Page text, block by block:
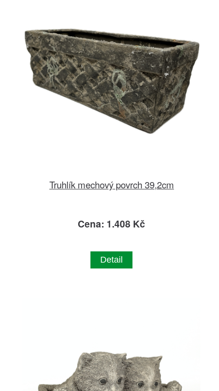
Truhlík mechový povrch 39,2cm
Cena: 1.408 Kč
Detail